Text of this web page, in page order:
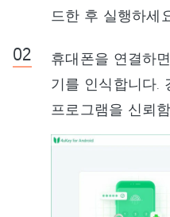
드한 후 실행하세
휴대폰을 연결하
기를 인식합니다.
프로그램을 신뢰